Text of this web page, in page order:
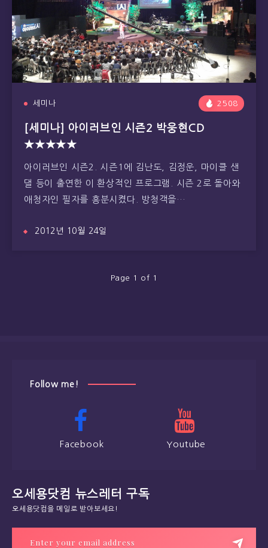
세미나 2508
[세미나] 아이러브인 시즌2 박웅현CD
★★★★★
아이러브인 시즌2. 시즌1에 김난도, 김정운, 마이클 샌
댈 등이 출연한 이 환상적인 프로그램. 시즌 2로 돌아와
애청자인 필자를 흥분시켰다. 방청객을…
2012년 10월 24일
Page 1 of 1
Follow me!
Facebook Youtube
오세용닷컴 뉴스레터 구독
오세용닷컴을 메일로 받아보세요!